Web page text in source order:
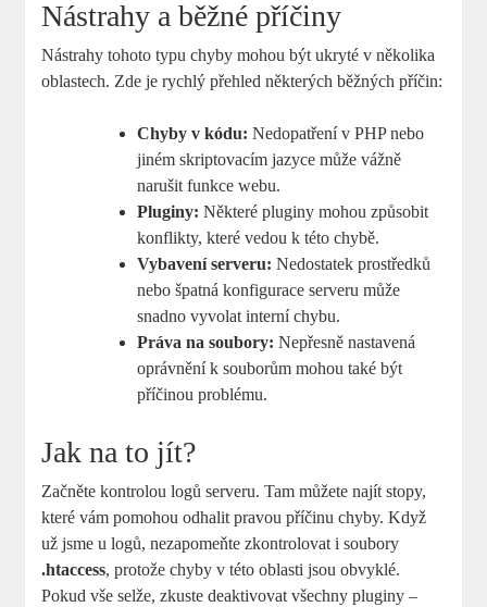
Nástrahy a běžné příčiny
Nástrahy tohoto typu chyby mohou být ukryté v několika
oblastech. Zde je rychlý přehled některých běžných příčin:
Chyby v kódu: Nedopatření v PHP nebo
jiném skriptovacím jazyce může vážně
narušit funkce webu.
Pluginy: Některé pluginy mohou způsobit
konflikty, které vedou k této chybě.
Vybavení serveru: Nedostatek prostředků
nebo špatná konfigurace serveru může
snadno vyvolat interní chybu.
Práva na soubory: Nepřesně nastavená
oprávnění k souborům mohou také být
příčinou problému.
Jak na to jít?
Začněte kontrolou logů serveru. Tam můžete najít stopy,
které vám pomohou odhalit pravou příčinu chyby. Když
už jsme u logů, nezapomeňte zkontrolovat i soubory
.htaccess, protože chyby v této oblasti jsou obvyklé.
Pokud vše selže, zkuste deaktivovat všechny pluginy –